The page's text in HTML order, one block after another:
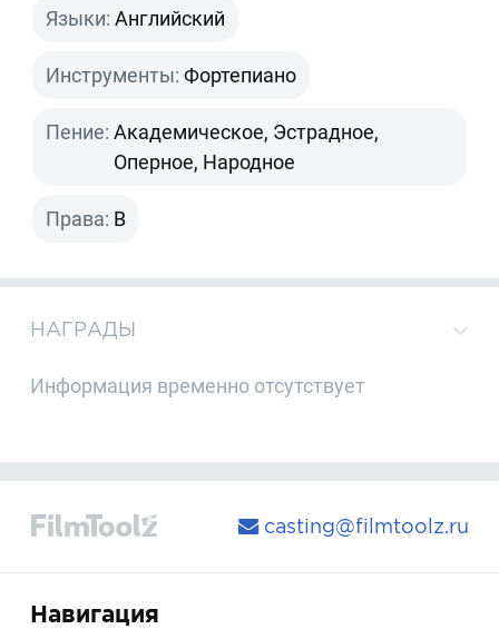
Языки: Английский
Инструменты: Фортепиано
Пение: Академическое, Эстрадное,
Оперное, Народное
Права: B
НАГРАДЫ
Информация временно отсутствует
casting@filmtoolz.ru
Навигация